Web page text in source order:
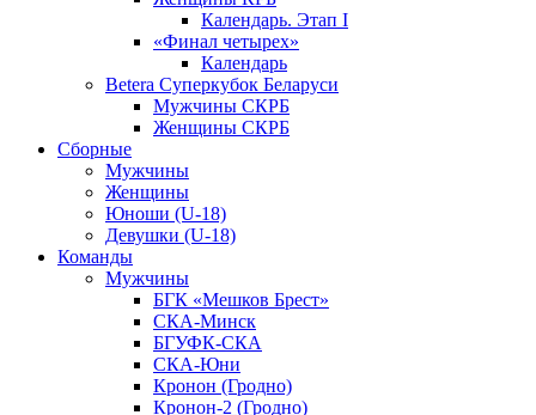
Календарь. Этап I
«Финал четырех»
Календарь
Betera Суперкубок Беларуси
Мужчины СКРБ
Женщины СКРБ
Сборные
Мужчины
Женщины
Юноши (U-18)
Девушки (U-18)
Команды
Мужчины
БГК «Мешков Брест»
СКА-Минск
БГУФК-СКА
СКА-Юни
Кронон (Гродно)
Кронон-2 (Гродно)